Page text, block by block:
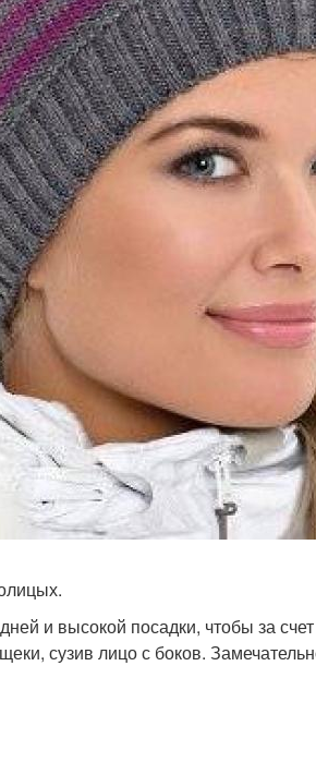
и высокой посадки, чтобы за счет
сузив лицо с боков.